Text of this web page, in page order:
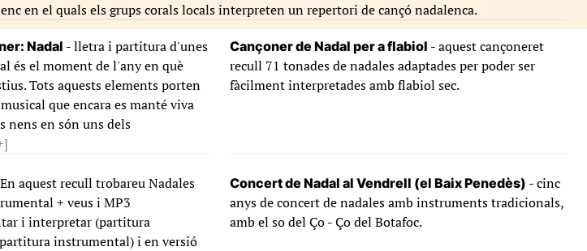
en el quals els grups corals locals interpreten un repertori de cançó nadalenca.
Nadal - lletra i partitura d'unes
és el moment de l'any en què
Tots aquests elements porten
que encara es manté viva
nens en són uns dels
Cançoner de Nadal per a flabiol - aquest cançoneret
recull 71 tonades de nadales adaptades per poder ser
fàcilment interpretades amb flabiol sec.
aquest recull trobareu Nadales
+ veus i MP3
i interpretar (partitura
instrumental) i en versió
Concert de Nadal al Vendrell (el Baix Penedès) - cinc
anys de concert de nadales amb instruments tradicionals,
amb el so del Ço - Ço del Botafoc.